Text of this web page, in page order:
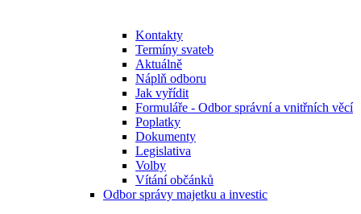
Kontakty
Termíny svateb
Aktuálně
Náplň odboru
Jak vyřídit
Formuláře - Odbor správní a vnitřních věcí
Poplatky
Dokumenty
Legislativa
Volby
Vítání občánků
Odbor správy majetku a investic